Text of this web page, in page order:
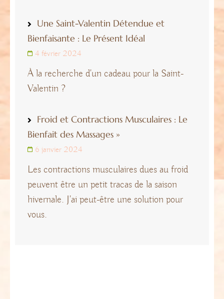
Une Saint-Valentin Détendue et
Bienfaisante : Le Présent Idéal
4 février 2024
À la recherche d'un cadeau pour la Saint-
Valentin ?
Froid et Contractions Musculaires : Le
Bienfait des Massages »
6 janvier 2024
Les contractions musculaires dues au froid
peuvent être un petit tracas de la saison
hivernale. J'ai peut-être une solution pour
vous.